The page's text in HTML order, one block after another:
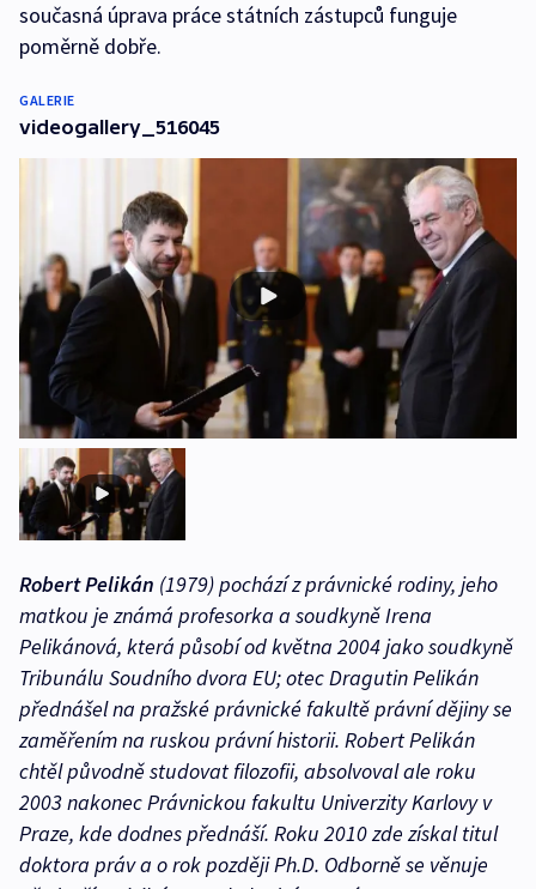
současná úprava práce státních zástupců funguje
poměrně dobře.
GALERIE
videogallery_516045
Robert Pelikán (1979) pochází z právnické rodiny, jeho
matkou je známá profesorka a soudkyně Irena
Pelikánová, která působí od května 2004 jako soudkyně
Tribunálu Soudního dvora EU; otec Dragutin Pelikán
přednášel na pražské právnické fakultě právní dějiny se
zaměřením na ruskou právní historii. Robert Pelikán
chtěl původně studovat filozofii, absolvoval ale roku
2003 nakonec Právnickou fakultu Univerzity Karlovy v
Praze, kde dodnes přednáší. Roku 2010 zde získal titul
doktora práv a o rok později Ph.D. Odborně se věnuje